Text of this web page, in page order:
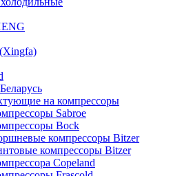
на компрессоры
Sabroe
Bock
компрессоры Bitzer
компрессоры Bitzer
Copeland